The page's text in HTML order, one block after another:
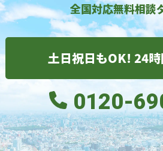
全国対応無料相談
土日祝日もOK! 24
0120-